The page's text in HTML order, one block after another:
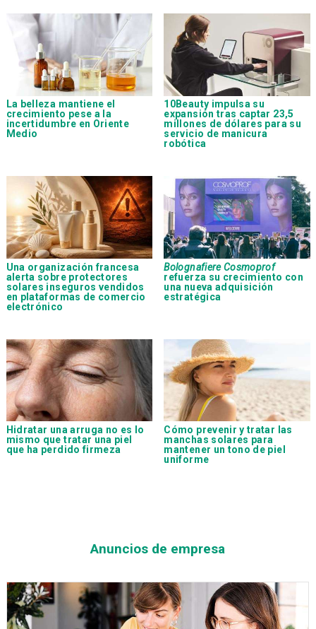
La belleza mantiene el
crecimiento pese a la
incertidumbre en Oriente
Medio
10Beauty impulsa su
expansión tras captar 23,5
millones de dólares para su
servicio de manicura
robótica
Una organización francesa
alerta sobre protectores
solares inseguros vendidos
en plataformas de comercio
electrónico
Bolognafiere Cosmoprof
refuerza su crecimiento con
una nueva adquisición
estratégica
Hidratar una arruga no es lo
mismo que tratar una piel
que ha perdido firmeza
Cómo prevenir y tratar las
manchas solares para
mantener un tono de piel
uniforme
Anuncios de empresa